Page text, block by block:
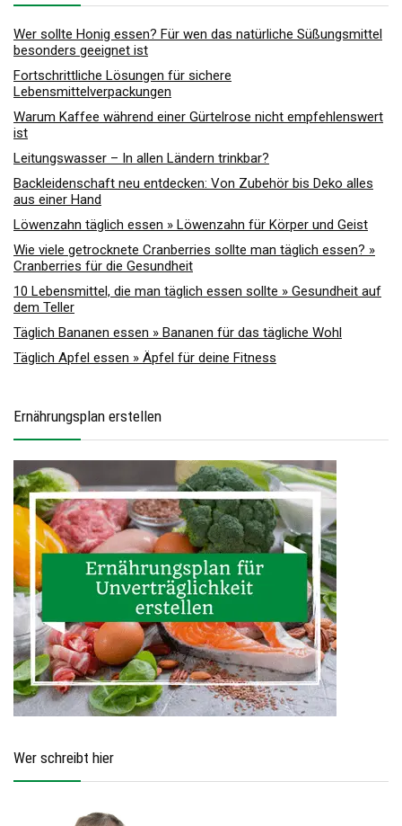
Wer sollte Honig essen? Für wen das natürliche Süßungsmittel
besonders geeignet ist
Fortschrittliche Lösungen für sichere
Lebensmittelverpackungen
Warum Kaffee während einer Gürtelrose nicht empfehlenswert
ist
Leitungswasser – In allen Ländern trinkbar?
Backleidenschaft neu entdecken: Von Zubehör bis Deko alles
aus einer Hand
Löwenzahn täglich essen » Löwenzahn für Körper und Geist
Wie viele getrocknete Cranberries sollte man täglich essen? »
Cranberries für die Gesundheit
10 Lebensmittel, die man täglich essen sollte » Gesundheit auf
dem Teller
Täglich Bananen essen » Bananen für das tägliche Wohl
Täglich Apfel essen » Äpfel für deine Fitness
Ernährungsplan erstellen
Wer schreibt hier